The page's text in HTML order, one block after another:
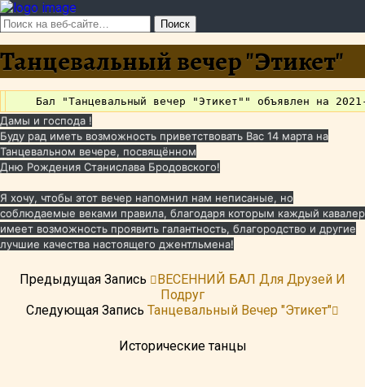
Танцевальный вечер "Этикет"
Дамы и господа !
Буду рад иметь возможность приветствовать Вас 14 марта на
Танцевальном вечере, посвящённом
Дню Рождения Станислава Бродовского!
Я хочу, чтобы этот вечер напомнил нам неписаные, но
соблюдаемые веками правила, благодаря которым каждый кавалер
имеет возможность проявить галантность, благородство и другие
лучшие качества настоящего джентльмена!
Предыдущая Запись
ВЕСЕННИЙ БАЛ Для Друзей И
Подруг
Следующая Запись Танцевальный Вечер "Этикет"
Исторические танцы